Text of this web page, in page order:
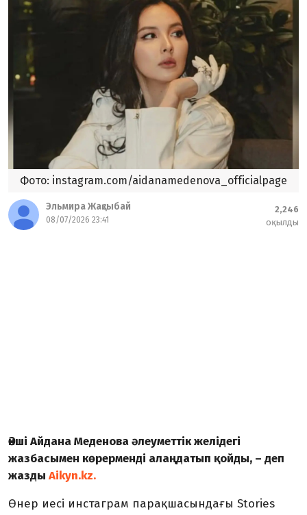
Фото: instagram.com/aidanamedenova_officialpage
Эльмира Жақсыбай
08/07/2026 23:41
2,246
оқылды
Әнші Айдана Меденова әлеуметтік желідегі
жазбасымен көрерменді алаңдатып қойды, – деп
жазды Aikyn.kz.
Өнер иесі инстаграм парақшасындағы Stories